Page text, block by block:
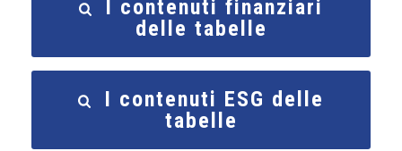
I contenuti finanziari
delle tabelle
I contenuti ESG delle
tabelle